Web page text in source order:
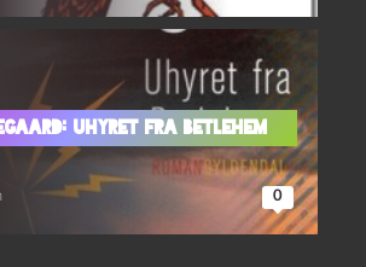
Uhyret fra Betlehem
0